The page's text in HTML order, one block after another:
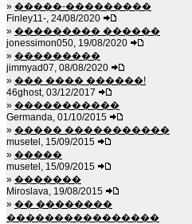
» �����-���������
Finley11-, 24/08/2020
» ��������� ������
jonessimon050, 19/08/2020
» ���������
jimmyad07, 08/08/2020
» ��� ���� ������!
46ghost, 03/12/2017
» �����������
Germanda, 01/10/2015
» ����� �����������
musetel, 15/09/2015
» �����
musetel, 15/09/2015
» �������
Miroslava, 19/08/2015
» �� ��������
����������������